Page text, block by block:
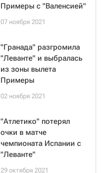
Примеры с "Валенсией"
07 ноября 2021
"Гранада" разгромила
"Леванте" и выбралась
из зоны вылета
Примеры
02 ноября 2021
"Атлетико" потерял
очки в матче
чемпионата Испании с
"Леванте"
29 октября 2021